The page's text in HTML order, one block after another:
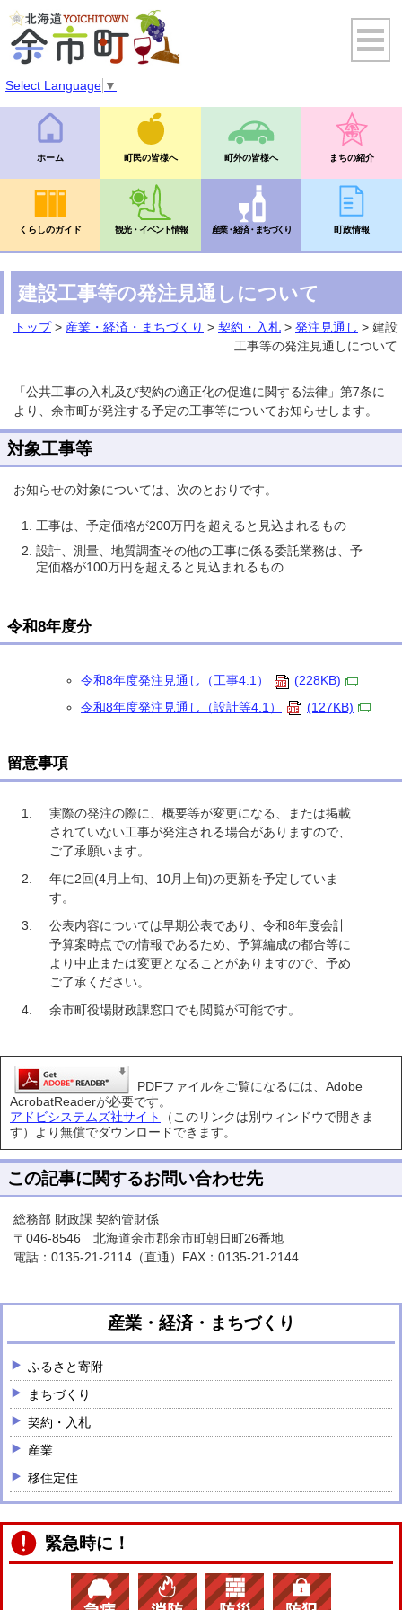
Select Language ▼
ホーム 町民の皆様へ 町外の皆様へ まちの紹介
くらしのガイド 観光・イベント情報 産業・経済・まちづくり 町政情報
建設工事等の発注見通しについて
トップ> 産業・経済・まちづくり > 契約・入札 > 発注見通し > 建設
工事等の発注見通しについて
「公共工事の入札及び契約の適正化の促進に関する法律」第7条に
より、余市町が発注する予定の工事等についてお知らせします。
対象工事等
お知らせの対象については、次のとおりです。
工事は、予定価格が200万円を超えると見込まれるもの
設計、測量、地質調査その他の工事に係る委託業務は、予
定価格が100万円を超えると見込まれるもの
令和8年度分
令和8年度発注見通し（工事4.1）
(228KB)
令和8年度発注見通し（設計等4.1）
(127KB)
留意事項
実際の発注の際に、概要等が変更になる、または掲載
されていない工事が発注される場合がありますので、
ご了承願います。
年に2回(4月上旬、10月上旬)の更新を予定していま
す。
公表内容については早期公表であり、令和8年度会計
予算案時点での情報であるため、予算編成の都合等に
より中止または変更となることがありますので、予め
ご了承ください。
余市町役場財政課窓口でも閲覧が可能です。
PDFファイルをご覧になるには、Adobe
AcrobatReaderが必要です。
アドビシステムズ社サイト
（このリンクは別ウィンドウで開きま
す）より無償でダウンロードできます。
この記事に関するお問い合わせ先
総務部 財政課 契約管財係
〒046-8546 北海道余市郡余市町朝日町26番地
電話： 0135-21-2114 （直通）FAX：0135-21-2144
産業・経済・まちづくり
ふるさと寄附
まちづくり
契約・入札
産業
移住定住
緊急時に！